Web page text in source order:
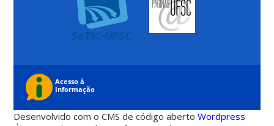
Desenvolvido com o CMS de código abertoWordpress